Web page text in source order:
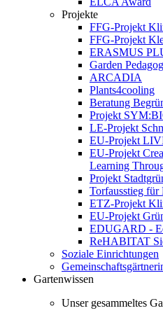
Projekte
FFG-Projekt
FFG-Projekt
ERASMUS
Garden
ARCADIA
Plants4cooling
Beratung
Projekt
LE-Projekt
EU-Projekt
EU-Projekt
Learning
Projekt
Torfausstieg für
ETZ-Projekt
EU-Projekt
EDUGARD -
ReHABITAT
Soziale Einrichtungen
Gartenwissen
Unser gesammeltes